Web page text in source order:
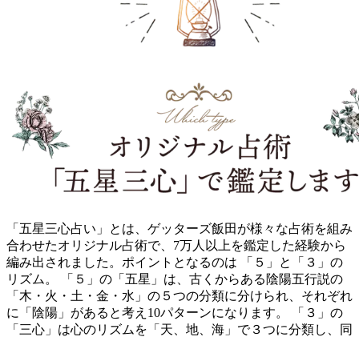
「五星三心占い」とは、ゲッターズ飯田が様々な占術を組み
合わせたオリジナル占術で、7万人以上を鑑定した経験から
編み出されました。ポイントとなるのは 「５」と「３」の
リズム。 「５」の「五星」は、古くからある陰陽五行説の
「木・火・土・金・水」の５つの分類に分けられ、それぞれ
に「陰陽」があると考え10パターンになります。 「３」の
「三心」は心のリズムを「天、地、海」で３つに分類し、同